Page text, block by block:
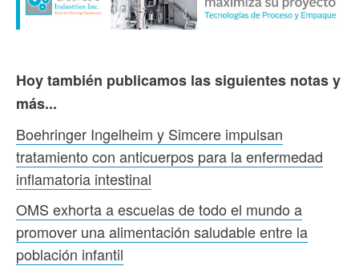
Hoy también publicamos las siguientes notas y
más...
Boehringer Ingelheim y Simcere impulsan
tratamiento con anticuerpos para la enfermedad
inflamatoria intestinal
OMS exhorta a escuelas de todo el mundo a
promover una alimentación saludable entre la
población infantil